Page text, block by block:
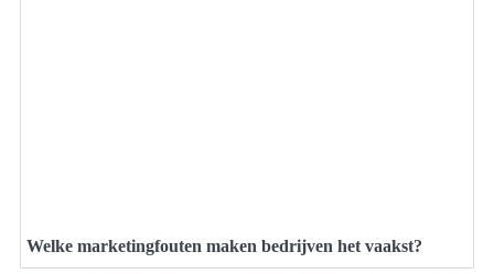
Welke marketingfouten maken bedrijven het vaakst?